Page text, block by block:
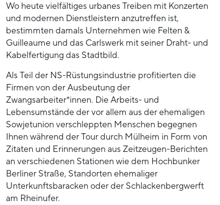
Wo heute vielfältiges urbanes Treiben mit Konzerten
und modernen Dienstleistern anzutreffen ist,
bestimmten damals Unternehmen wie Felten &
Guilleaume und das Carlswerk mit seiner Draht- und
Kabelfertigung das Stadtbild.
Als Teil der NS-Rüstungsindustrie profitierten die
Firmen von der Ausbeutung der
Zwangsarbeiter*innen. Die Arbeits- und
Lebensumstände der vor allem aus der ehemaligen
Sowjetunion verschleppten Menschen begegnen
Ihnen während der Tour durch Mülheim in Form von
Zitaten und Erinnerungen aus Zeitzeugen-Berichten
an verschiedenen Stationen wie dem Hochbunker
Berliner Straße, Standorten ehemaliger
Unterkunftsbaracken oder der Schlackenbergwerft
am Rheinufer.